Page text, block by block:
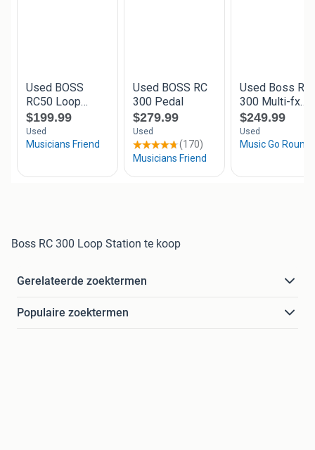
Boss RC 300 Loop Station te koop
Gerelateerde zoektermen
Populaire zoektermen